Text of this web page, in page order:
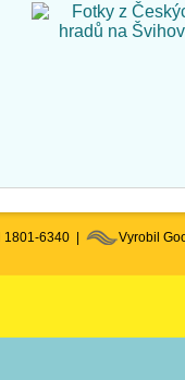
1801-6340 | Vyrobil